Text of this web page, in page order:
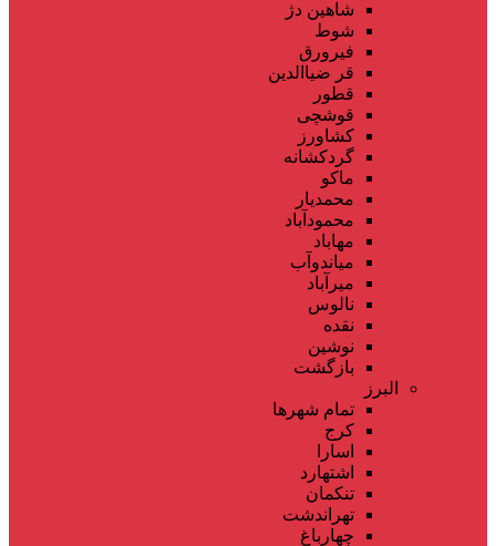
شاهین دژ
شوط
فیرورق
قر ضیاالدین
قطور
قوشچی
کشاورز
گردکشانه
ماکو
محمدیار
محمودآباد
مهاباد
میاندوآب
میرآباد
نالوس
نقده
نوشین
بازگشت
البرز
تمام شهر‌ها
کرج
اسارا
اشتهارد
تنکمان
تهراندشت
چهارباغ